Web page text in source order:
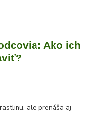
Ako ich
ale prenáša aj